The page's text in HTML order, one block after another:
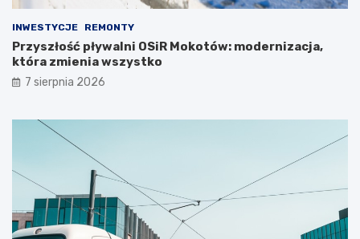
INWESTYCJE REMONTY
Przyszłość pływalni OSiR Mokotów: modernizacja,
która zmienia wszystko
7 sierpnia 2026